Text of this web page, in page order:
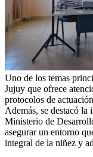
Uno de los temas
Jujuy que ofrece
protocolos de
Además, se destacó la
Ministerio de
asegurar un entorno
integral de la niñez y